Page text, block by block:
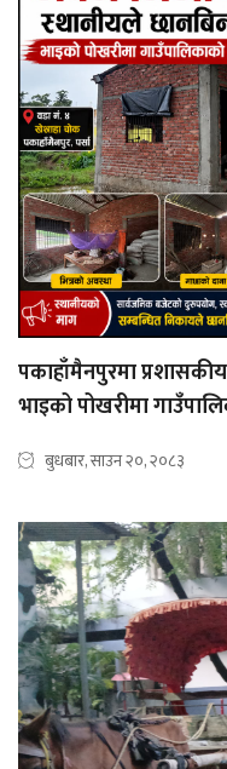
पकाहाँमैनपुरमा
भाइको पोखरीमा
बुधबार, साउन २०, २०८३